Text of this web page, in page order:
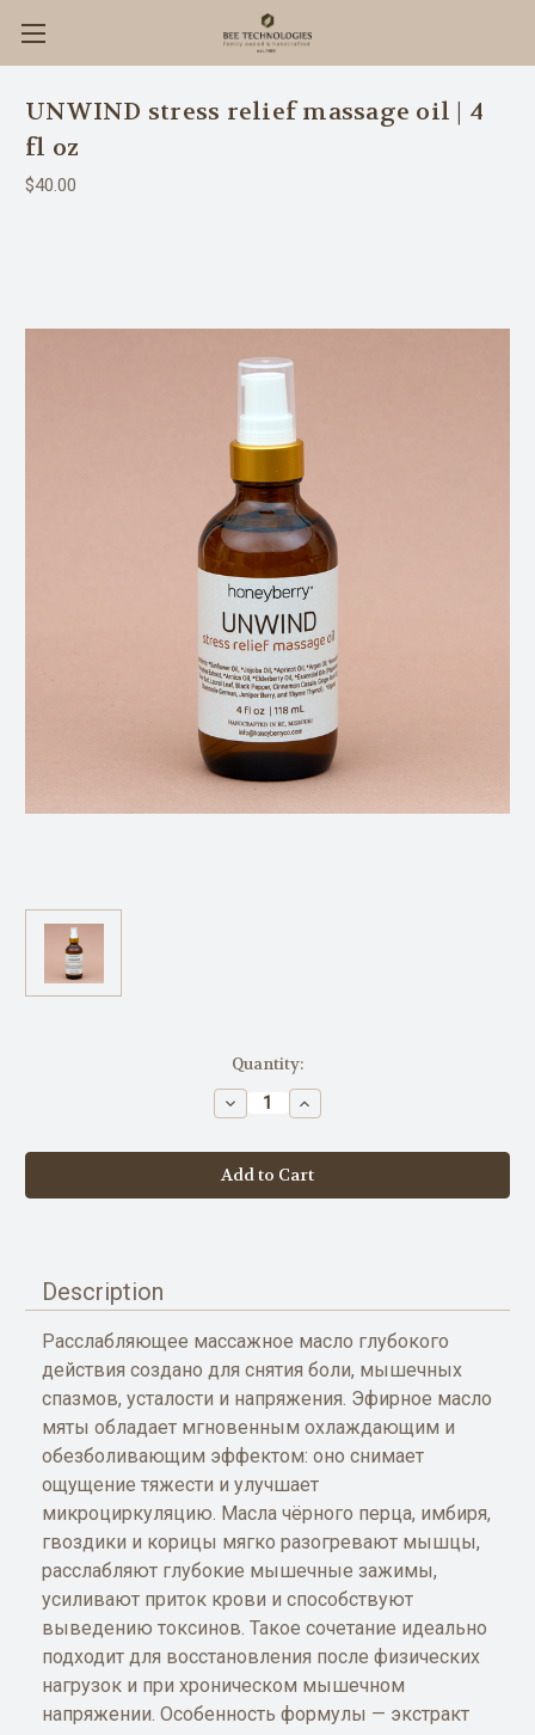
UNWIND stress relief massage oil | 4
fl oz
$40.00
Quantity:
Decrease
Quantity
UNWIND
stress
relief
massage
Increase
Quantity
UNWIND
stress
relief
massage
Description
Расслабляющее массажное масло глубокого
действия создано для снятия боли, мышечных
спазмов, усталости и напряжения. Эфирное масло
мяты обладает мгновенным охлаждающим и
обезболивающим эффектом: оно снимает
ощущение тяжести и улучшает
микроциркуляцию. Масла чёрного перца, имбиря,
гвоздики и корицы мягко разогревают мышцы,
расслабляют глубокие мышечные зажимы,
усиливают приток крови и способствуют
выведению токсинов. Такое сочетание идеально
подходит для восстановления после физических
нагрузок и при хроническом мышечном
напряжении. Особенность формулы — экстракт